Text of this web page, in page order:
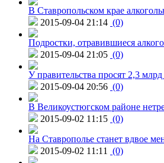
В Ставропольском крае
2015-09-04 21:14 (0)
Подростки, отравившиеся
2015-09-04 21:05 (0)
У правительства просят 2,3
2015-09-04 20:56 (0)
В Великоустюгском районе
2015-09-02 11:15 (0)
На Ставрополье станет вдвое
2015-09-02 11:11
(0)